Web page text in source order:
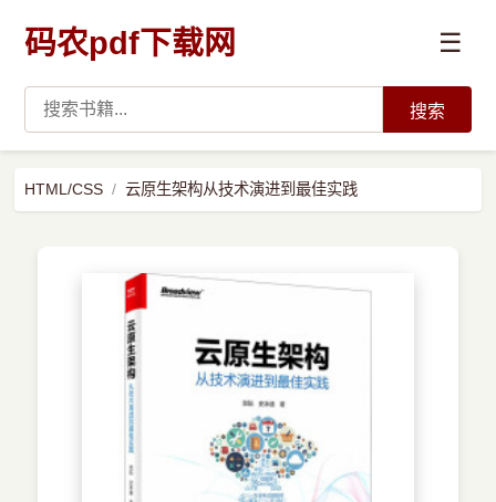
码农pdf下载网 ☰
搜索
HTML/CSS 云原生架构从技术演进到最佳实践